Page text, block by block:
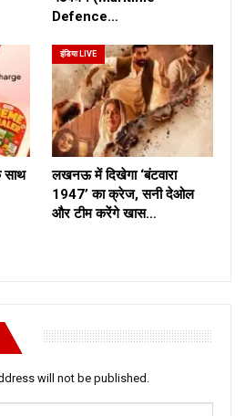
Defence…
साथ
इंडिया LIVE
लखनऊ में दिखेगा ‘बंटवारा
1947’ का क्रेज, सनी देओल
और टीम करेंगे खास…
will not be published.